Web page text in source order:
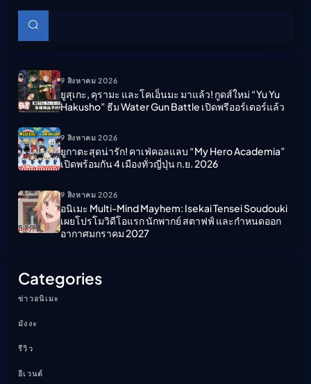
บทความย่อย
9 สิงหาคม 2026
ยูสุเกะ, คุรามะ และโคเอ็นมะ มาแล้ว! กูดส์ใหม่ “Yu Yu
Hakusho” ธีม Water Gun Battle เปิดพรีออร์เดอร์แล้ว
9 สิงหาคม 2026
ยูกาตะสุดน่ารัก! คาเฟ่คอลแลบ “My Hero Academia”
เปิดพร้อมกัน 4 เมืองทั่วญี่ปุ่น ก.ย. 2026
9 สิงหาคม 2026
อนิเมะ Multi-Mind Mayhem: Isekai Tensei Soudouki
เผยโปรโมวิดีโอแรก นักพากย์ สตาฟฟ์ และกำหนดออก
อากาศมกราคม 2027
Categories
ข่าวอนิเมะ
มังงะ
รีวิว
อีเวนต์